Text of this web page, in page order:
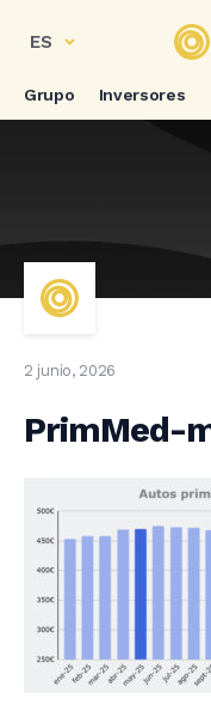
ES
Grupo Inversores
2 junio, 2026
PrimMed-